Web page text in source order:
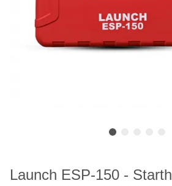
Launch ESP-150 -